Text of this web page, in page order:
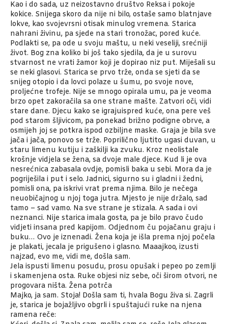
Kao i do sada, uz neizostavno društvo Reksa i pokoje
kokice. Snijega skoro da nije ni bilo, ostaše samo blatnjave
lokve, kao svojevrsni otisak minulog vremena. Starica
nahrani živinu, pa sjede na stari tronožac, pored kuće.
Podlakti se, pa ode u svoju maštu, u neki veseliji, srećniji
život. Bog zna koliko bi još tako sjedila, da je u surovu
stvarnost ne vrati žamor koji je dopirao niz put. Miješali su
se neki glasovi. Starica se prvo trže, onda se sjeti da se
snijeg otopio i da lovci polaze u šumu, po svoje nove,
proljećne trofeje. Nije se mnogo opirala umu, pa je veoma
brzo opet zakoračila sa one strane mašte. Zatvori oči, vidi
stare dane. Djecu kako se igrajuispred kuće, ona pere veš
pod starom šljivicom, pa ponekad brižno podigne obrve, a
osmijeh joj se potkra ispod ozbiljne maske. Graja je bila sve
jača i jača, ponovo se trže. Poprilično ljutito ugasi duvan, u
staru limenu kutiju i zaškilji ka zvuku. Kroz neolistale
krošnje vidjela se žena, sa dvoje male djece. Kud li je ova
nesrećnica zabasala ovdje, pomisli baka u sebi. Mora da je
pogriješila i put i selo. Jadnici, sigurno su i gladni i žedni,
pomisli ona, pa iskrivi vrat prema njima. Bilo je nečega
neuobičajnog u njoj toga jutra. Mjesto je nije držalo, sad
tamo – sad vamo. Na sve strane je stizala. A sada i ovi
neznanci. Nije starica imala gosta, pa je bilo pravo čudo
vidjeti insana pred kapijom. Odjednom ču pojačanu graju i
buku… Ovo je iznenadi. Žena koja je išla prema njoj počela
je plakati, jecala je prigušeno i glasno. Maaajkoo, izusti
najzad, evo me, vidi me, došla sam.
Jela ispusti limenu posudu, prosu opušak i pepeo po zemlji
i skamenjena osta. Ruke objesi niz sebe, oči širom otvori, ne
progovara ništa. Žena potrča
Majko, ja sam. Stoja! Došla sam ti, hvala Bogu živa si. Zagrli
je, starica je bojažljivo obgrli i spuštajući ruke na njena
ramena reče: